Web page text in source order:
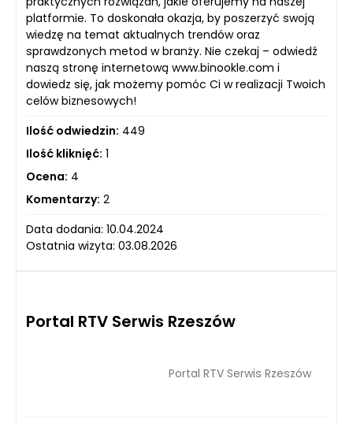
platformie. To doskonała okazja, by poszerzyć swoją
wiedzę na temat aktualnych trendów oraz
sprawdzonych metod w branży. Nie czekaj – odwiedź
naszą stronę internetową www.binookle.com i
dowiedz się, jak możemy pomóc Ci w realizacji Twoich
celów biznesowych!
Ilość odwiedzin: 449
Ilość kliknięć: 1
Ocena: 4
Komentarzy: 2
Data dodania: 10.04.2024
Ostatnia wizyta: 03.08.2026
Portal RTV Serwis Rzeszów
Portal RTV Serwis Rzeszów